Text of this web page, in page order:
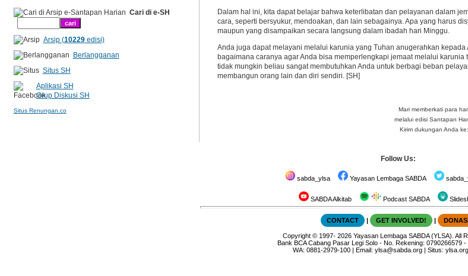
Dalam hal ini, kita dapat belajar bahwa keterlibatan dan pelayanan dalam
cara, seperti bersyukur, mendoakan, dan lain sebagainya. Apa yang harus
maupun yang disampaikan secara langsung dalam ibadah hari Minggu.
Anda juga dapat melayani melalui karunia yang Tuhan anugerahkan
bagaimana caranya agar Anda bisa memperlengkapi jemaat melalui
tidak mungkin beliau sangat membutuhkan Anda untuk berbagi beban
membangun orang lain dan diri sendiri. [SH]
Mari memberkati para
melalui edisi Santapan
Kirim dukungan Anda
Cari di e-SH
Arsip (10229edisi)
Berlangganan
Situs SH
Aplikasi SH
Grup Diskusi SH
Situs Renungan.co
Follow Us:
sabda_ylsa Yayasan Lembaga SABDA
SABDA Alkitab Podcast SABDA
CONTACT | GET INVOLVED! |
Copyright© 1997- 2026 Yayasan Lembaga SABDA (YLSA). All
Bank BCA Cabang Pasar Legi Solo - No. Rekening: 0790266579 -
WA: 0881-2979-100| Email: ylsa@sabda.org| Situs: ylsa.org